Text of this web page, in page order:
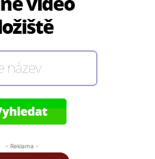
- Reklama -